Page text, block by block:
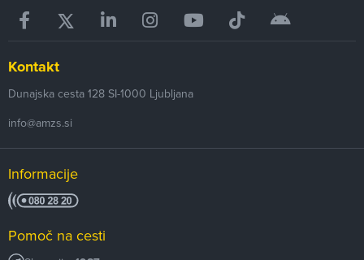
Kontakt
Dunajska cesta 128 SI-1000 Ljubljana
info@amzs.si
Informacije
Pomoč na cesti